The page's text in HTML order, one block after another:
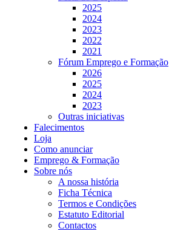
2025
2024
2023
2022
2021
Fórum Emprego e Formação
2026
2025
2024
2023
Outras iniciativas
Falecimentos
Loja
Como anunciar
Emprego & Formação
Sobre nós
A nossa história
Ficha Técnica
Termos e Condições
Estatuto Editorial
Contactos